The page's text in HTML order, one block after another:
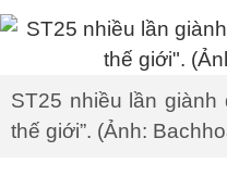
ST25 nhiều lần giành
thế giới”. (Ảnh: